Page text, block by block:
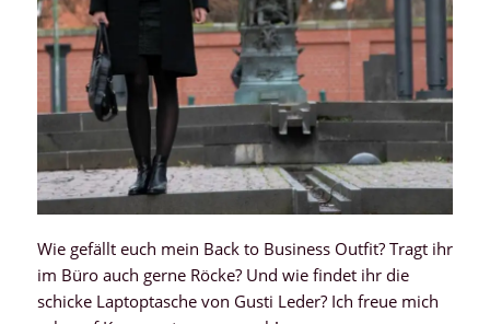
Wie gefällt euch mein Back to Business Outfit? Tragt ihr
im Büro auch gerne Röcke? Und wie findet ihr die
schicke Laptoptasche von Gusti Leder? Ich freue mich